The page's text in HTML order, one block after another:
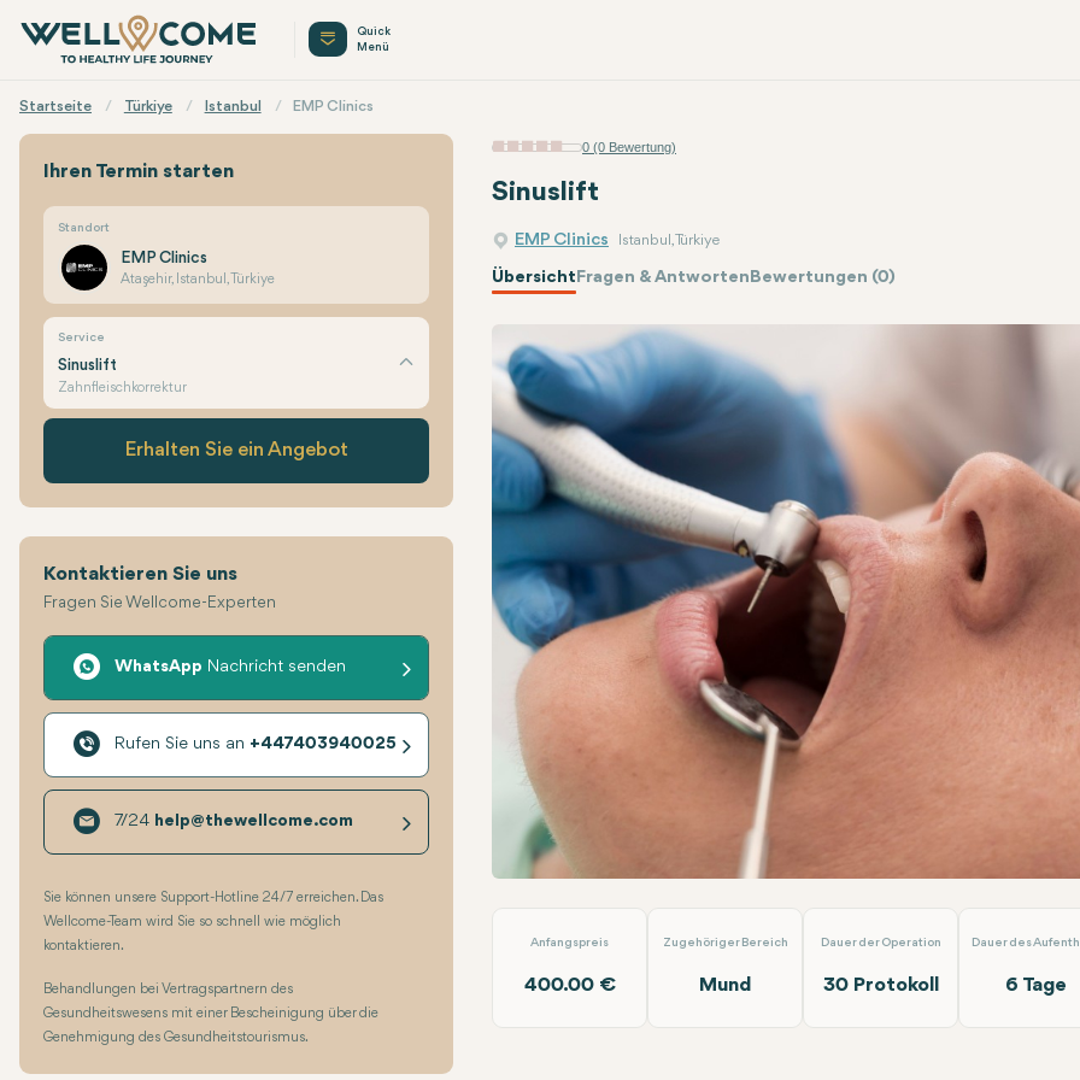
Quick
Menü
Startseite Türkiye Istanbul EMP Clinics
0 (0 Bewertung)
Sinuslift
EMP Clinics Istanbul, Türkiye
ÜbersichtFragen & AntwortenBewertungen (0)
Anfangspreis
400.00 €
Zugehöriger Bereich
Mund
Dauer der Operation
30 Protokoll
Dauer des
6 Tage
Ihren Termin starten
Standort
EMP Clinics
Ataşehir, Istanbul, Türkiye
Service
Sinuslift
Zahnfleischkorrektur
Erhalten Sie ein Angebot
Kontaktieren Sie uns
Fragen Sie Wellcome-Experten
WhatsApp Nachricht senden
Rufen Sie uns an +447403940025
7/24 help@thewellcome.com
Sie können unsere Support-Hotline 24/7 erreichen. Das
Wellcome-Team wird Sie so schnell wie möglich
kontaktieren.
Behandlungen bei Vertragspartnern des
Gesundheitswesens mit einer Bescheinigung über die
Genehmigung des Gesundheitstourismus.